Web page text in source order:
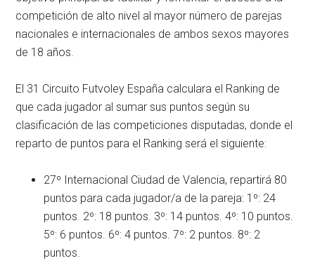
competición de alto nivel al mayor número de parejas
nacionales e internacionales de ambos sexos mayores
de 18 años.
El 31 Circuito Futvoley España calculara el Ranking de
que cada jugador al sumar sus puntos según su
clasificación de las competiciones disputadas, donde el
reparto de puntos para el Ranking será el siguiente:
27º Internacional Ciudad de Valencia, repartirá 80
puntos para cada jugador/a de la pareja: 1º: 24
puntos. 2º: 18 puntos. 3º: 14 puntos. 4º: 10 puntos.
5º: 6 puntos. 6º: 4 puntos. 7º: 2 puntos. 8º: 2
puntos.